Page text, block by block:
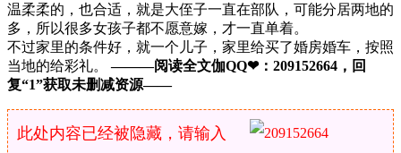
温柔柔的，也合适，就是大侄子一直在部队，可能分居两地的
多，所以很多女孩子都不愿意嫁，才一直单着。
不过家里的条件好，就一个儿子，家里给买了婚房婚车，按照
当地的给彩礼。———阅读全文伽QQ❤：209152664，回
复“1”获取未删减资源—​​​​—
此处内容已经被隐藏，请输入